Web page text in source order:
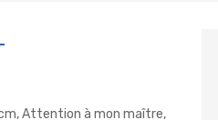
Attention à mon maître,